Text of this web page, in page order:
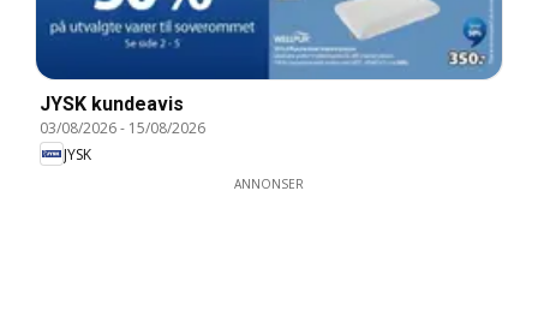
JYSK kundeavis
03/08/2026- 15/08/2026
JYSK
ANNONSER